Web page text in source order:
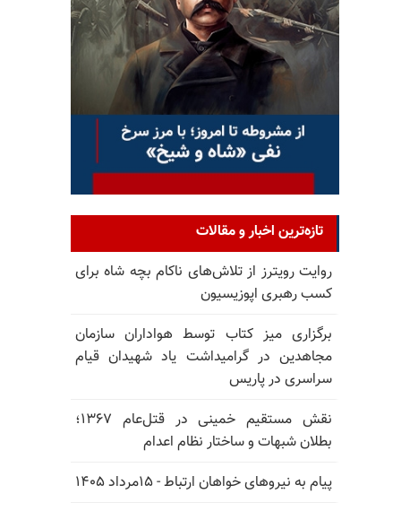
تازه‌ترین اخبار و مقالات
روایت رویترز از تلاش‌های ناکام بچه شاه برای
کسب رهبری اپوزیسیون
برگزاری میز کتاب توسط هواداران سازمان
مجاهدین در گرامیداشت یاد شهیدان قیام
سراسری در پاریس
نقش مستقیم خمینی در قتل‌عام ۱۳۶۷؛
بطلان شبهات و ساختار نظام اعدام
پیام به نیروهای خواهان ارتباط - ۱۵مرداد ۱۴۰۵